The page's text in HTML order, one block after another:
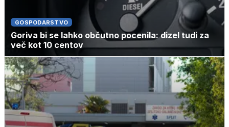
GOSPODARSTVO
Goriva bi se lahko občutno pocenila: dizel tudi za
več kot 10 centov